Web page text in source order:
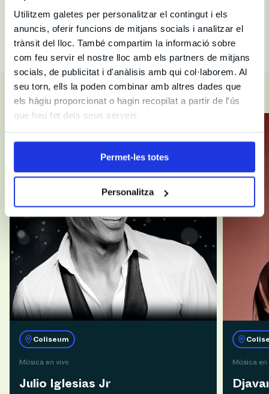
Utilitzem galetes per personalitzar el contingut i els
anuncis, oferir funcions de mitjans socials i analitzar el
trànsit del lloc. També compartim la informació sobre
com feu servir el nostre lloc amb els partners de mitjans
socials, de publicitat i d'anàlisis amb qui col·laborem. Al
seu torn, ells la poden combinar amb altres dades que
els hàgiu proporcionat o hagin recopilat a partir de l'ús
que heu fet dels seus serveis.
Permet-les totes
Personalitza
MÚSICA EN VIVO
Coliseum
Música en vivo
Julio Iglesias Jr
Música en